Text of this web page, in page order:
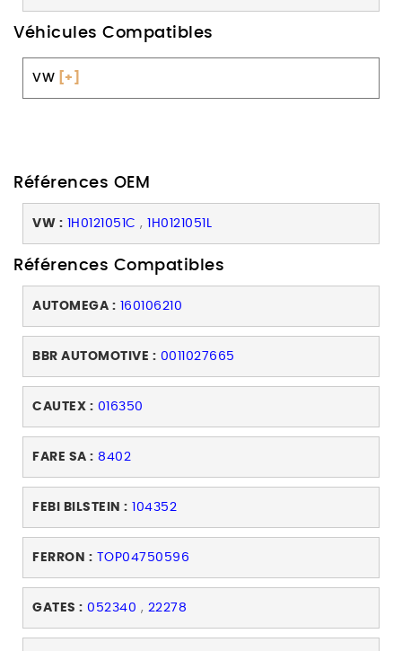
Véhicules Compatibles
VW [+]
Références OEM
VW : 1H0121051C , 1H0121051L
Références Compatibles
AUTOMEGA : 160106210
BBR AUTOMOTIVE : 0011027665
CAUTEX : 016350
FARE SA : 8402
FEBI BILSTEIN : 104352
FERRON : TOP04750596
GATES : 052340 , 22278